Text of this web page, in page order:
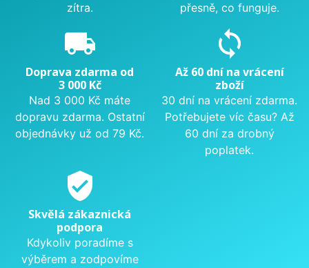
zítra.
přesně, co funguje.
local_shipping
Doprava zdarma od
3 000 Kč
Nad 3 000 Kč máte
dopravu zdarma. Ostatní
objednávky už od 79 Kč.
sync
Až 60 dní na vrácení
zboží
30 dní na vrácení zdarma.
Potřebujete víc času? Až
60 dní za drobný
poplatek.
verified_user
Skvělá zákaznická
podpora
Kdykoliv poradíme s
výběrem a zodpovíme